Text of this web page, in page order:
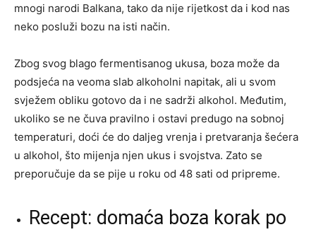
mnogi narodi Balkana, tako da nije rijetkost da i kod nas
neko posluži bozu na isti način.
Zbog svog blago fermentisanog ukusa, boza može da
podsjeća na veoma slab alkoholni napitak, ali u svom
svježem obliku gotovo da i ne sadrži alkohol. Međutim,
ukoliko se ne čuva pravilno i ostavi predugo na sobnoj
temperaturi, doći će do daljeg vrenja i pretvaranja šećera
u alkohol, što mijenja njen ukus i svojstva. Zato se
preporučuje da se pije u roku od 48 sati od pripreme.
Recept: domaća boza korak po